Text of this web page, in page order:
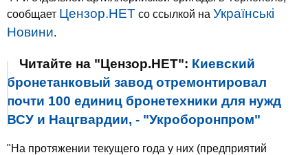
сообщает Цензор.НЕТ со ссылкой на Українські
Новини.
Читайте на "Цензор.НЕТ": Киевский
бронетанковый завод отремонтировал
почти 100 единиц бронетехники для нужд
ВСУ и Нацгвардии, - "Укроборонпром"
"На протяжении текущего года у них (предприятий